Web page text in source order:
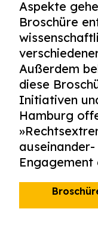
Aspekte
Broschüre
Außerdem
diese
Initiativen
Hamburg
Engagement